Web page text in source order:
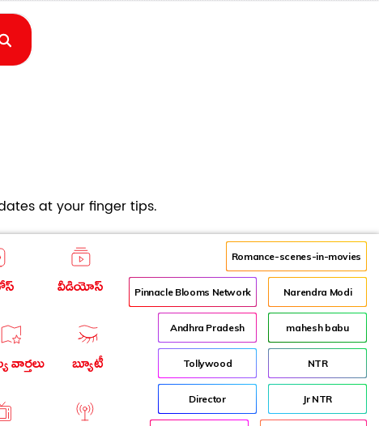
at your finger tips.
వీడియోస్
వార్తలు బ్యూటీ
Romance-scenes-in-movies
Pinnacle Blooms Network Narendra Modi
Andhra Pradesh mahesh babu
Tollywood NTR
Director Jr NTR